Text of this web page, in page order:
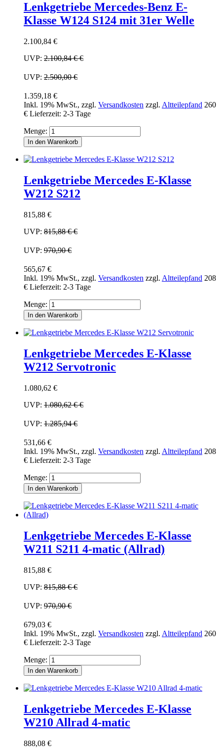
Lenkgetriebe Mercedes-Benz E-
Klasse W124 S124 mit 31er Welle
2.100,84 €
UVP: 2.100,84 €€
UVP: 2.500,00 €
1.359,18 €
Inkl. 19% MwSt., zzgl. Versandkosten zzgl. Altteilepfand 260
€ Lieferzeit: 2-3 Tage
Menge:
In den Warenkorb
Lenkgetriebe Mercedes E-Klasse
W212 S212
815,88 €
UVP: 815,88 €€
UVP: 970,90 €
565,67 €
Inkl. 19% MwSt., zzgl. Versandkosten zzgl. Altteilepfand 208
€ Lieferzeit: 2-3 Tage
Menge:
In den Warenkorb
Lenkgetriebe Mercedes E-Klasse
W212 Servotronic
1.080,62 €
UVP: 1.080,62 €€
UVP: 1.285,94 €
531,66 €
Inkl. 19% MwSt., zzgl. Versandkosten zzgl. Altteilepfand 208
€ Lieferzeit: 2-3 Tage
Menge:
In den Warenkorb
Lenkgetriebe Mercedes E-Klasse
W211 S211 4-matic (Allrad)
815,88 €
UVP: 815,88 €€
UVP: 970,90 €
679,03 €
Inkl. 19% MwSt., zzgl. Versandkosten zzgl. Altteilepfand 260
€ Lieferzeit: 2-3 Tage
Menge:
In den Warenkorb
Lenkgetriebe Mercedes E-Klasse
W210 Allrad 4-matic
888,08 €